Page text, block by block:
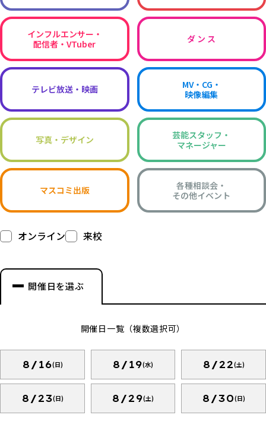
インフルエンサー・
配信者・VTuber
ダ ン ス
テレビ放送・映画
MV・CG・
映像編集
写真・デザイン
芸能スタッフ・
マネージャー
マスコミ出版
各種相談会・
その他イベント
オンライン 来校
開催日を選ぶ
開催日一覧（複数選択可）
8/16(日) 8/19(水) 8/22(土)
8/23(日) 8/29(土) 8/30(日)